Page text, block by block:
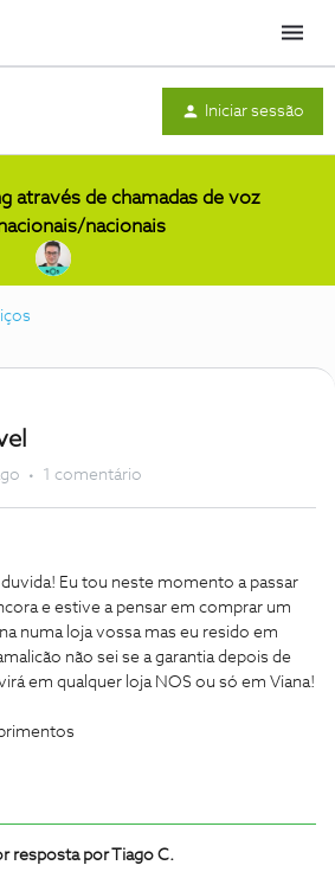
Menu
Iniciar sessão
através de chamadas de voz
nacionais
1 comentário
Eu tou neste momento a passar
e estive a pensar em comprar um
numa loja vossa mas eu resido em
não sei se a garantia depois de
em qualquer loja NOS ou só em Viana!
resposta porTiago C.